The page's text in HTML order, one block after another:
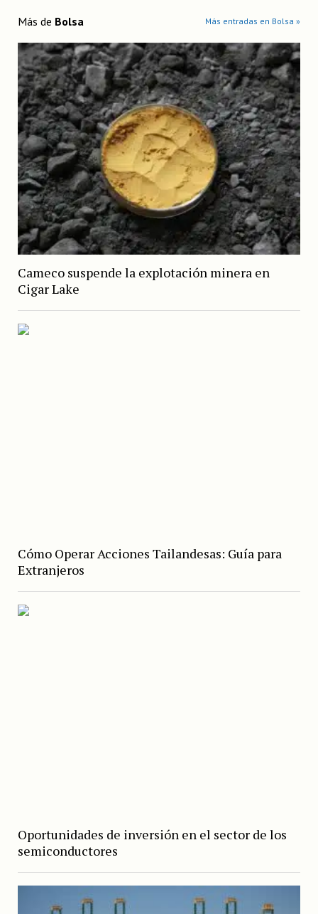
Más de Bolsa Más entradas en Bolsa »
Cameco suspende la explotación minera en
Cigar Lake
Cómo Operar Acciones Tailandesas: Guía para
Extranjeros
Oportunidades de inversión en el sector de los
semiconductores